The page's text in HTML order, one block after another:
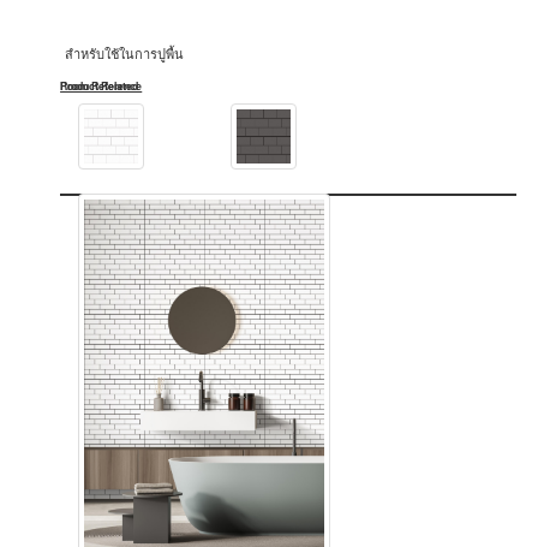
สำหรับใช้ในการปูพื้น
Product Related
Room Reference